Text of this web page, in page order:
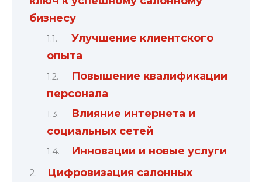
бизнесу
Улучшение клиентского
опыта
Повышение квалификации
персонала
Влияние интернета и
социальных сетей
Инновации и новые услуги
Цифровизация салонных